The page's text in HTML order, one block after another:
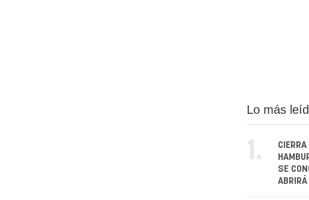
Lo más
1.
SE
ABRIRÁ